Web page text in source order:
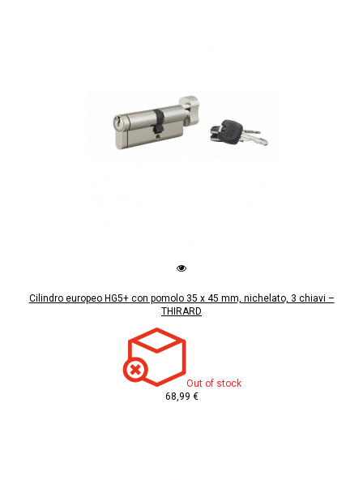
Cilindro europeo HG5+ con pomolo 35 x 45 mm, nichelato, 3 chiavi –
THIRARD
Out of stock
68,99 €